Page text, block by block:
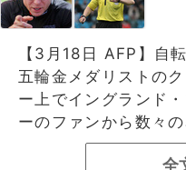
【3月18日 AFP】自
五輪金メダリストの
ー上でイングランド
ーのファンから数々
全